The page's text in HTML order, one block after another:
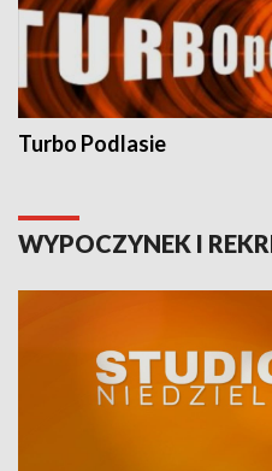
Turbo Podlasie
WYPOCZYNEK I